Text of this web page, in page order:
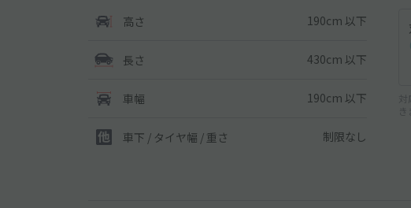
高さ 190cm 以下
長さ 430cm 以下
車幅 190cm 以下
車下 / タイヤ幅 / 重さ 制限なし